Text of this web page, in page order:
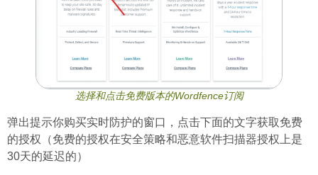
选择和点击免费版本的Wordfence订阅
弹出提示你购买实时防护的窗口，点击下面的文字获取免费
的授权（免费的授权在安全策略和恶意软件扫描器授权上是
30天的延迟的）